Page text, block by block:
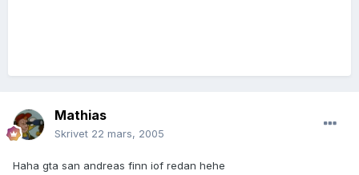
Mathias
Skrivet 22 mars, 2005
Haha gta san andreas finn iof redan hehe